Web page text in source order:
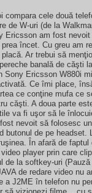
compara cele două
de W-uri (de la
Ericsson am fost
încet. Cu greu am
Ar trebui să
banală de căşti
Sony Ericsson W880i
Ce îmi place,
ce conţine mufa ce
căşti. A doua parte
va fi uşor să le
nevoit să folosesc
butonul de pe
În afară de
player prin care
de la softkey-uri
de redare video nu
a J2ME în telefon nu
să vizionezi filme... cu